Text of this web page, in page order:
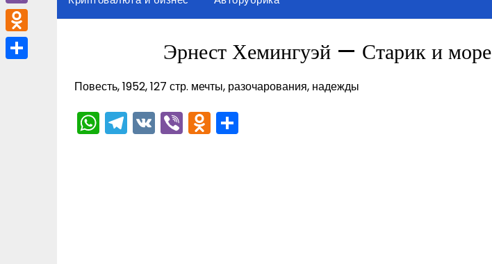
Эрнест Хемингуэй — Старик и море
Повесть, 1952, 127 стр. мечты, разочарования, надежды
WhatsApp
Telegram
VKViberOdnoklassniki
Viber
Odnoklassniki